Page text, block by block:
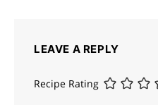
LEAVE A REPLY
Recipe Rating